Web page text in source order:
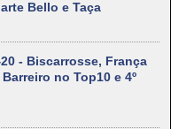
Bello e Taça
- Biscarrosse, França
no Top10 e 4º